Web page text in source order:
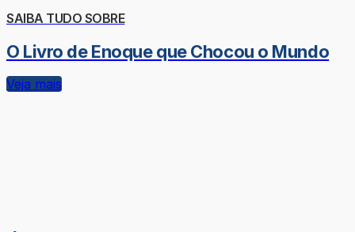
SAIBA TUDO SOBRE
O Livro de Enoque que Chocou o Mundo
Veja mais